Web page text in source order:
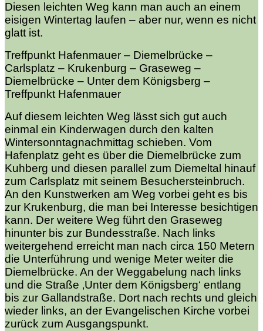
Diesen leichten Weg kann man auch an einem
eisigen Wintertag laufen – aber nur, wenn es nicht
glatt ist.
Treffpunkt Hafenmauer – Diemelbrücke –
Carlsplatz – Krukenburg – Graseweg –
Diemelbrücke – Unter dem Königsberg –
Treffpunkt Hafenmauer
Auf diesem leichten Weg lässt sich gut auch
einmal ein Kinderwagen durch den kalten
Wintersonntagnachmittag schieben. Vom
Hafenplatz geht es über die Diemelbrücke zum
Kuhberg und diesen parallel zum Diemeltal hinauf
zum Carlsplatz mit seinem Besuchersteinbruch.
An den Kunstwerken am Weg vorbei geht es bis
zur Krukenburg, die man bei Interesse besichtigen
kann. Der weitere Weg führt den Graseweg
hinunter bis zur Bundesstraße. Nach links
weitergehend erreicht man nach circa 150 Metern
die Unterführung und wenige Meter weiter die
Diemelbrücke. An der Weggabelung nach links
und die Straße ‚Unter dem Königsberg‘ entlang
bis zur Gallandstraße. Dort nach rechts und gleich
wieder links, an der Evangelischen Kirche vorbei
zurück zum Ausgangspunkt.